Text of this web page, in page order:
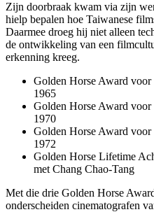
Zijn doorbraak kwam via zijn
hielp bepalen hoe Taiwanese
Daarmee droeg hij niet alleen
de ontwikkeling van een
erkenning kreeg.
Golden Horse Award
1965
Golden Horse Award
1970
Golden Horse Award
1972
Golden Horse Lifetime
met Chang Chao-Tang
Met die drie Golden Horse
onderscheiden cinematografen